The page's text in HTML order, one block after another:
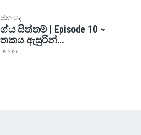
ජන හද
සිත්තම් | Episode 10 ~
ඇසුරින්...
2026